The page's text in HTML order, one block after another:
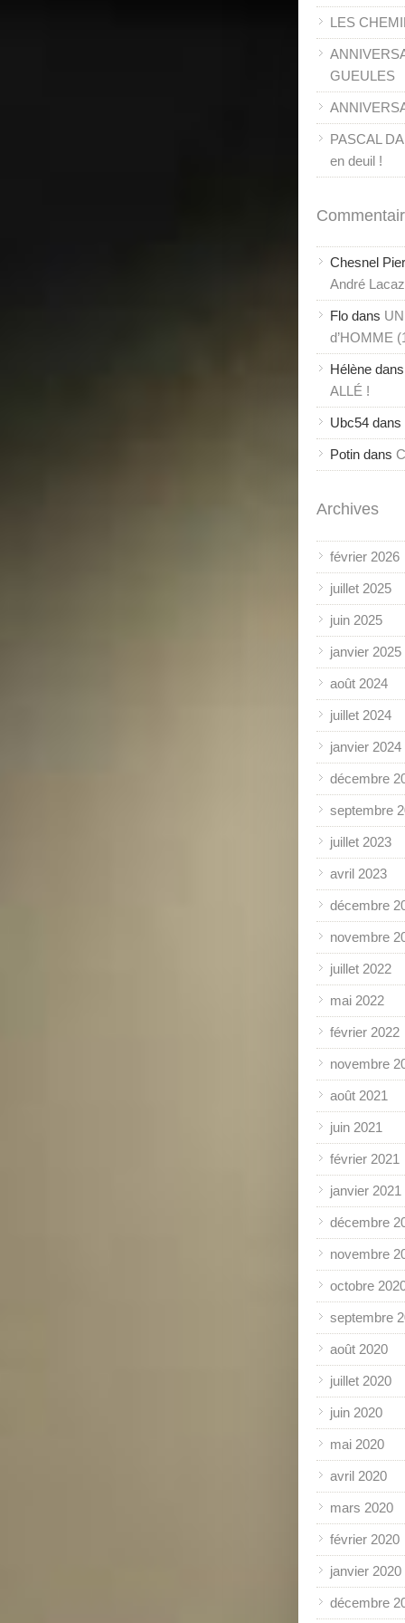
LES
GUEULES
PASCAL
en deuil !
Chesnel
André
Flo dans
d’HOMME
Hélène
ALLÉ !
Ubc54 dans
Potin dans
Archives
février 2026
juillet 2025
juin 2025
janvier 2025
août 2024
juillet 2024
janvier 2024
décembre
septembre
juillet 2023
avril 2023
décembre
novembre
juillet 2022
mai 2022
février 2022
novembre
août 2021
juin 2021
février 2021
janvier 2021
décembre
novembre
octobre
septembre
août 2020
juillet 2020
juin 2020
mai 2020
avril 2020
mars 2020
février 2020
janvier 2020
décembre